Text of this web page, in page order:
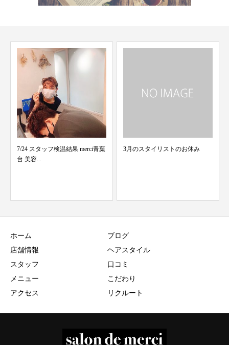
3月のスタイリストのお休み
2020年最後の日！！~トレードマ
ホーム
店舗情報
スタッフ
メニュー
アクセス
ブログ
ヘアスタイル
口コミ
こだわり
リクルート